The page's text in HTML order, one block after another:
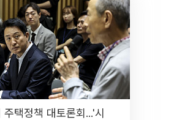
주택정책 대토론회...'시